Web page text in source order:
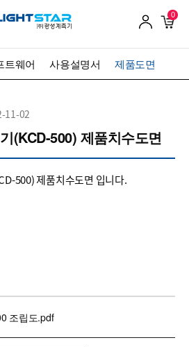
0
트웨어 사용설명서 제품도면
11-02
(KCD-500) 제품치수도면
500) 제품치수도면 입니다.
조립도.pdf